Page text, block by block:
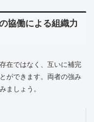
協働による組織力
在ではなく、互いに補完
ができます。両者の強み
ましょう。